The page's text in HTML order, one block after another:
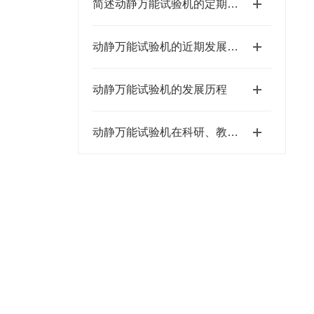
简述动静万能试验机的定期维护保养方法
动静万能试验机的近期发展跟未来趋势
动静万能试验机的发展历程
动静万能试验机在科研、教学等领域的重要作用